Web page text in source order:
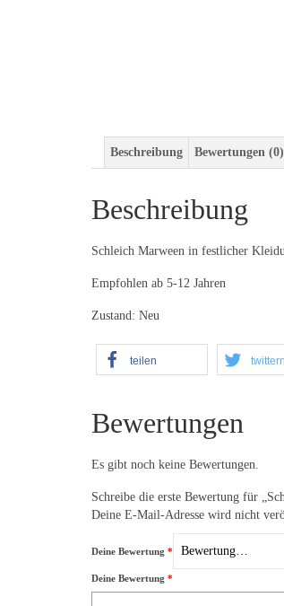
Beschreibung Bewertungen (0)
Beschreibung
Schleich Marween in festlicher
Empfohlen ab 5-12 Jahren
Zustand: Neu
teilen twittern
Bewertungen
Es gibt noch keine Bewertungen.
Schreibe die erste Bewertung für
Deine E-Mail-Adresse wird nicht
Deine Bewertung *
Deine Bewertung *